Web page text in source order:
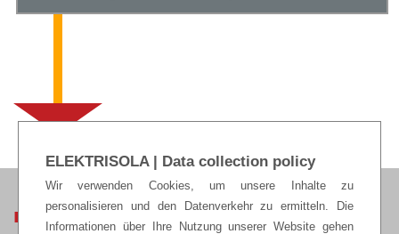
ELEKTRISOLA | Data collection policy
Wir verwenden Cookies, um unsere Inhalte zu
personalisieren und den Datenverkehr zu ermitteln. Die
Informationen über Ihre Nutzung unserer Website gehen
ELEKTRISOLA HEADQUARTERS